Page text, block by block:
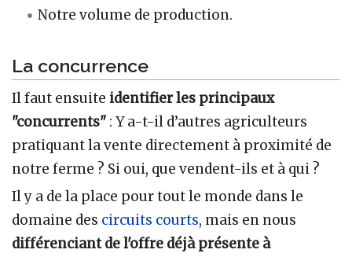
Notre volume de production.
La concurrence
Il faut ensuite identifier les principaux
"concurrents" : Y a-t-il d’autres agriculteurs
pratiquant la vente directement à proximité de
notre ferme ? Si oui, que vendent-ils et à qui ?
Il y a de la place pour tout le monde dans le
domaine des circuits courts, mais en nous
différenciant de l'offre déjà présente à